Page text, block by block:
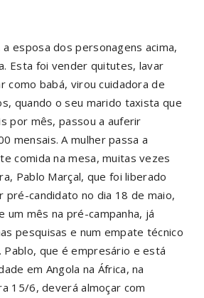
esposa dos personagens acima,
Esta foi vender quitutes, lavar
como babá, virou cuidadora de
quando o seu marido taxista que
por mês, passou a auferir
mensais. A mulher passa a
comida na mesa, muitas vezes
Pablo Marçal, que foi liberado
pré-candidato no dia 18 de maio,
um mês na pré-campanha, já
pesquisas e num empate técnico
Pablo, que é empresário e está
em Angola na África, na
15/6, deverá almoçar com